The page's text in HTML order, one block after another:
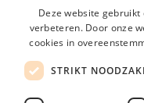
E-mail*
Wachtwoord
login gegevens
Deze website
verbeteren. Door onze
cookies in
STRIKT